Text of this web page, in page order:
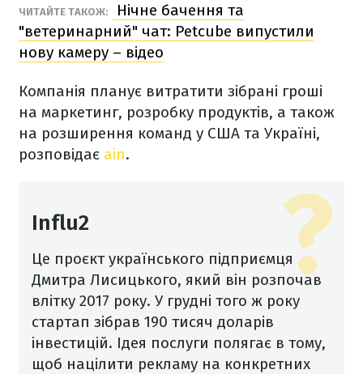
ЧИТАЙТЕ ТАКОЖ:
Нічне бачення та
"ветеринарний" чат: Petcube випустили
нову камеру – відео
Компанія планує витратити зібрані гроші
на маркетинг, розробку продуктів, а також
на розширення команд у США та Україні,
розповідає ain.
Influ2
Це проєкт українського підприємця
Дмитра Лисицького, який він розпочав
влітку 2017 року. У грудні того ж року
стартап зібрав 190 тисяч доларів
інвестицій. Ідея послуги полягає в тому,
щоб націлити рекламу на конкретних